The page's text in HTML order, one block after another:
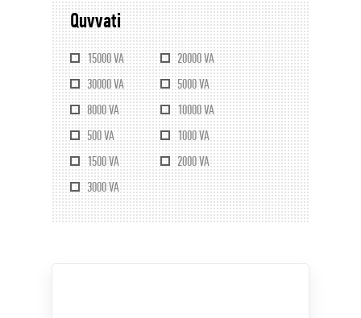
Quvvati
15000 VA
20000 VA
30000 VA
5000 VA
8000 VA
10000 VA
500 VA
1000 VA
1500 VA
2000 VA
3000 VA